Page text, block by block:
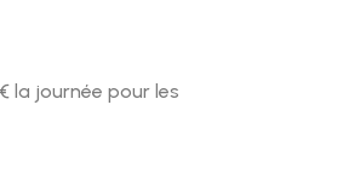
la journée pour les